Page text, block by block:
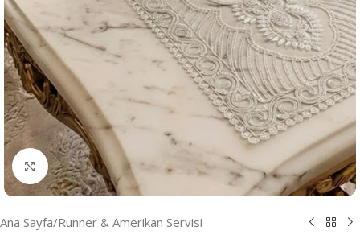
Resmi Büyüt
Ana Sayfa/Runner & Amerikan Servisi